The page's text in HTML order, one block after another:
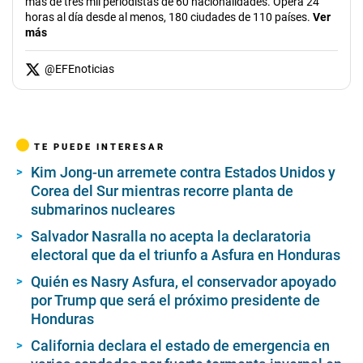
horas al día desde al menos, 180 ciudades de 110 países. Ver
más
@EFEnoticias
TE PUEDE INTERESAR
Kim Jong-un arremete contra Estados Unidos y
Corea del Sur mientras recorre planta de
submarinos nucleares
Salvador Nasralla no acepta la declaratoria
electoral que da el triunfo a Asfura en Honduras
Quién es Nasry Asfura, el conservador apoyado
por Trump que será el próximo presidente de
Honduras
California declara el estado de emergencia en